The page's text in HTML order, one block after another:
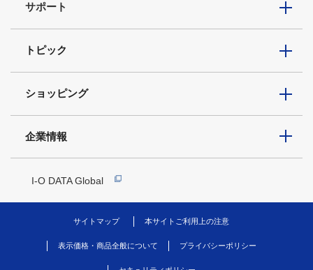
サポート
トピック
ショッピング
企業情報
I-O DATA Global
サイトマップ 本サイトご利用上の注意
表示価格・商品全般について プライバシーポリシー